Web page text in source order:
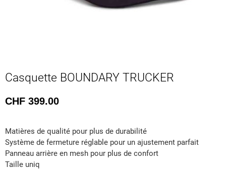
Casquette BOUNDARY TRUCKER
CHF 399.00
Matières de qualité pour plus de durabilité
Système de fermeture réglable pour un ajustement parfait
Panneau arrière en mesh pour plus de confort
Taille uniq